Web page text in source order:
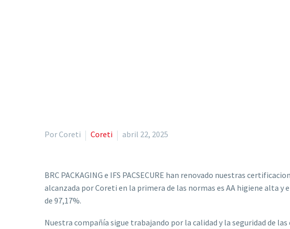
Por Coreti Coreti abril 22, 2025
BRC PACKAGING e IFS PACSECURE han renovado nuestras
alcanzada por Coreti en la primera de las normas es AA higiene alta
de 97,17%.
Nuestra compañía sigue trabajando por la calidad y la seguridad de